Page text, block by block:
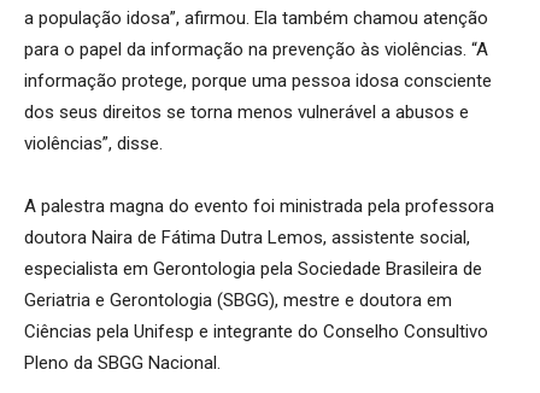
a população idosa”, afirmou. Ela também chamou atenção
para o papel da informação na prevenção às violências. “A
informação protege, porque uma pessoa idosa consciente
dos seus direitos se torna menos vulnerável a abusos e
violências”, disse.
A palestra magna do evento foi ministrada pela professora
doutora Naira de Fátima Dutra Lemos, assistente social,
especialista em Gerontologia pela Sociedade Brasileira de
Geriatria e Gerontologia (SBGG), mestre e doutora em
Ciências pela Unifesp e integrante do Conselho Consultivo
Pleno da SBGG Nacional.